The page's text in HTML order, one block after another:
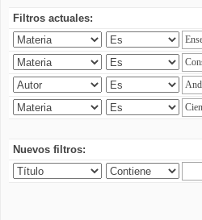
Filtros actuales:
Nuevos filtros: